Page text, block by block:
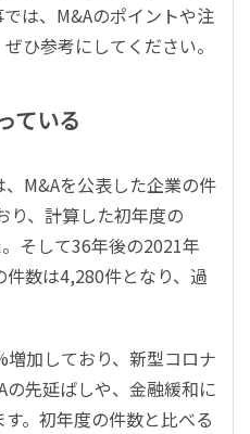
は、M&Aのポイントや注
ひ参考にしてください。
ている
M&Aを公表した企業の件
り、計算した初年度の
そして36年後の2021年
数は4,280件となり、過
加しており、新型コロナ
先延ばしや、金融緩和に
。初年度の件数と比べる